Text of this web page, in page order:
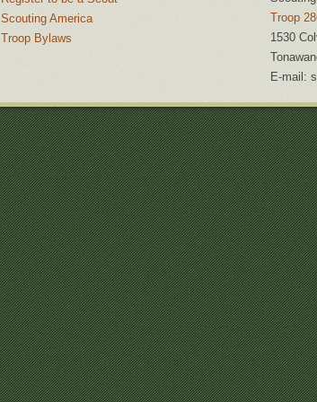
Scouting America
Troop Bylaws
Troop
1530
E-mail: